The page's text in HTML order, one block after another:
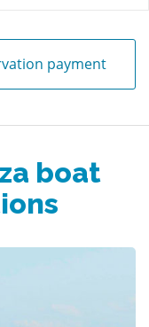
payment
boat